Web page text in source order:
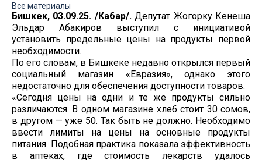
Все материалы
Бишкек, 03.09.25. /Кабар/. Депутат Жогорку Кенеша
Эльдар Абакиров выступил с инициативой
установить предельные цены на продукты первой
необходимости.
По его словам, в Бишкеке недавно открылся первый
социальный магазин «Евразия», однако этого
недостаточно для обеспечения доступности товаров.
«Сегодня цены на одни и те же продукты сильно
различаются. В одном магазине хлеб стоит 30 сомов,
в другом — уже 50. Так быть не должно. Необходимо
ввести лимиты на цены на основные продукты
питания. Подобная практика показала эффективность
в аптеках, где стоимость лекарств удалось